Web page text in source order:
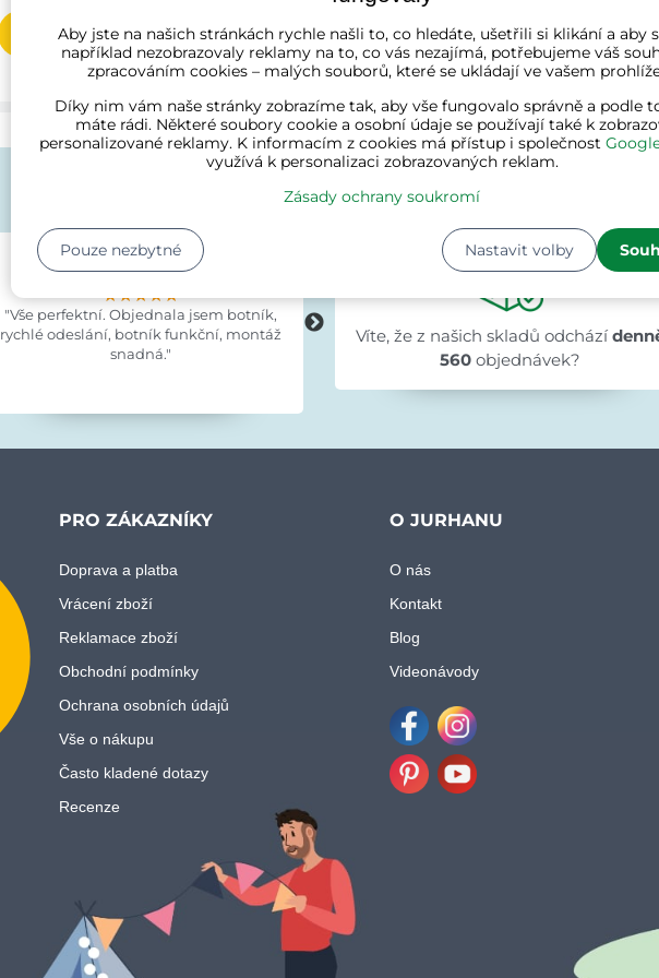
965 Kč
Zákazníci o nás říkají
Lucie Kratochvílová
★★★★★
★★★★★
★★★★★
"Vše perfektní. Objednala jsem botník,
rychlé odeslání, botník funkční, montáž
snadná."
Evka Hýlová
★★★★★
★★★★★
★★★★★
"Rychlé,v pořádku."
Víte, že z našich skladů odchází
560 objednávek?
PRO ZÁKAZNÍKY
Doprava a platba
Vrácení zboží
Reklamace zboží
Obchodní podmínky
Ochrana osobních údajů
Vše o nákupu
Často kladené dotazy
Recenze
O JURHANU
O nás
Kontakt
Blog
Videonávody
FacebookInstagram
Aby jste na našich stránkách rychle našli to, co hledáte, ušetřili si klikání a aby
například nezobrazovaly reklamy na to, co vás nezajímá, potřebujeme váš
zpracováním cookies – malých souborů, které se ukládají ve vašem
Díky nim vám naše stránky zobrazíme tak, aby vše fungovalo správně a podle
máte rádi. Některé soubory cookie a osobní údaje se používají také k
personalizované reklamy. K informacím z cookies má přístup i společnost
využívá k personalizaci zobrazovaných reklam.
Zásady ochrany soukromí
Nastavit volby
Pouze nezbytné